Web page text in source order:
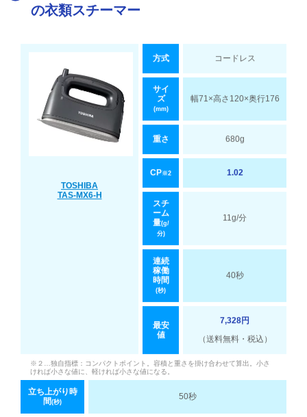
の衣類スチーマー
TOSHIBA
TAS-MX6-H
方式 コードレス
サイ
ズ
(mm)
幅71×高さ120×奥行176
重さ 680g
CP※2 1.02
スチ
ーム
量(g/
分)
11g/分
連続
稼働
時間
(秒)
40秒
最安
値
7,328円
（送料無料・税込）
※２…独自指標：コンパクトポイント。容積と重さを掛け合わせて算出。小さ
ければ小さな値に、軽ければ小さな値になる。
立ち上がり時
間(秒)
50秒